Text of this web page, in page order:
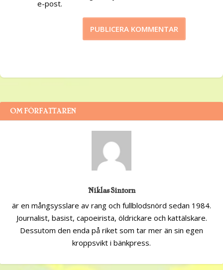
e-post.
OM FÖRFATTAREN
Niklas Sintorn
är en mångsysslare av rang och fullblodsnörd sedan 1984.
Journalist, basist, capoeirista, öldrickare och kattälskare.
Dessutom den enda på riket som tar mer än sin egen
kroppsvikt i bänkpress.